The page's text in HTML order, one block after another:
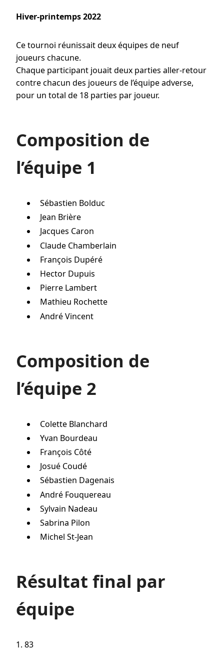
Hiver-printemps 2022
Ce tournoi réunissait deux équipes de neuf
joueurs chacune.
Chaque participant jouait deux parties aller-retour
contre chacun des joueurs de l’équipe adverse,
pour un total de 18 parties par joueur.
Composition de
l’équipe 1
Sébastien Bolduc
Jean Brière
Jacques Caron
Claude Chamberlain
François Dupéré
Hector Dupuis
Pierre Lambert
Mathieu Rochette
André Vincent
Composition de
l’équipe 2
Colette Blanchard
Yvan Bourdeau
François Côté
Josué Coudé
Sébastien Dagenais
André Fouquereau
Sylvain Nadeau
Sabrina Pilon
Michel St-Jean
Résultat final par
équipe
1. 83